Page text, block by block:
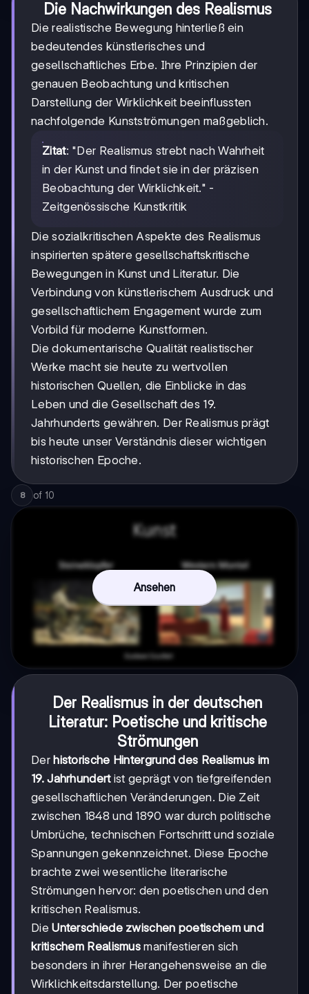
Die Nachwirkungen des Realismus
Die realistische Bewegung hinterließ ein
bedeutendes künstlerisches und
gesellschaftliches Erbe. Ihre Prinzipien der
genauen Beobachtung und kritischen
Darstellung der Wirklichkeit beeinflussten
nachfolgende Kunstströmungen maßgeblich.
Zitat: "Der Realismus strebt nach Wahrheit
in der Kunst und findet sie in der präzisen
Beobachtung der Wirklichkeit." -
Zeitgenössische Kunstkritik
Die sozialkritischen Aspekte des Realismus
inspirierten spätere gesellschaftskritische
Bewegungen in Kunst und Literatur. Die
Verbindung von künstlerischem Ausdruck und
gesellschaftlichem Engagement wurde zum
Vorbild für moderne Kunstformen.
Die dokumentarische Qualität realistischer
Werke macht sie heute zu wertvollen
historischen Quellen, die Einblicke in das
Leben und die Gesellschaft des 19.
Jahrhunderts gewähren. Der Realismus prägt
bis heute unser Verständnis dieser wichtigen
historischen Epoche.
8 of 10
Ansehen
Der Realismus in der deutschen
Literatur: Poetische und kritische
Strömungen
Derhistorische Hintergrund des Realismus im
19. Jahrhundertist geprägt von tiefgreifenden
gesellschaftlichen Veränderungen. Die Zeit
zwischen 1848 und 1890 war durch politische
Umbrüche, technischen Fortschritt und soziale
Spannungen gekennzeichnet. Diese Epoche
brachte zwei wesentliche literarische
Strömungen hervor: den poetischen und den
kritischen Realismus.
DieUnterschiede zwischen poetischem und
kritischem Realismus manifestieren sich
besonders in ihrer Herangehensweise an die
Wirklichkeitsdarstellung. Der poetische